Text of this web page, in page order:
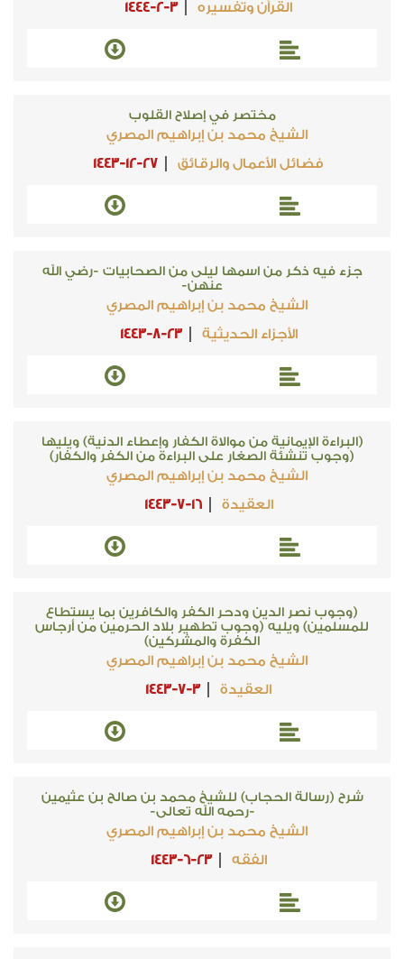
القرآن وتفسيره 1444-2-3
مختصر في إصلاح القلوب
الشيخ محمد بن إبراهيم المصري
فضائل الأعمال والرقائق
1443-12-27
جزء فيه ذكر من اسمها ليلى من الصحابيات -رضي الله
عنهن-
الشيخ محمد بن إبراهيم المصري
الأجزاء الحديثية
1443-8-23
(البراءة الإيمانية من موالاة الكفار وإعطاء الدنية) ويليها
(وجوب تنشئة الصغار على البراءة من الكفر والكفار)
الشيخ محمد بن إبراهيم المصري
العقيدة
1443-7-16
(وجوب نصر الدين ودحر الكفر والكافرين بما يستطاع
للمسلمين) ويليه (وجوب تطهير بلاد الحرمين من أرجاس
الكفرة والمشركين)
الشيخ محمد بن إبراهيم المصري
العقيدة
1443-7-3
شرح (رسالة الحجاب) للشيخ محمد بن صالح بن عثيمين
-رحمه الله تعالى-
الشيخ محمد بن إبراهيم المصري
الفقه
1443-6-23